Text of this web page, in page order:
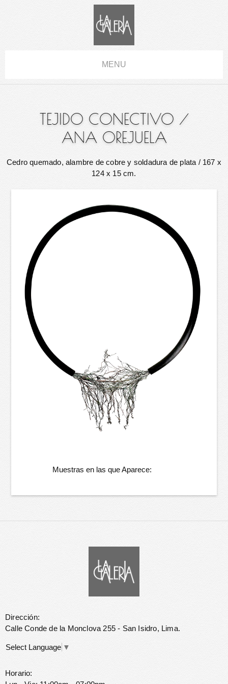
MENU
TEJIDO CONECTIVO /
ANA OREJUELA
Cedro quemado, alambre de cobre y soldadura de plata / 167 x
124 x 15 cm.
Muestras en las que Aparece:
Dirección:
Calle Conde de la Monclova 255 - San Isidro, Lima.
Select Language ▼
Horario: